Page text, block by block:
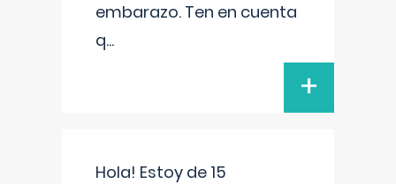
embarazo. Ten en cuenta
q...
+
Hola! Estoy de 15